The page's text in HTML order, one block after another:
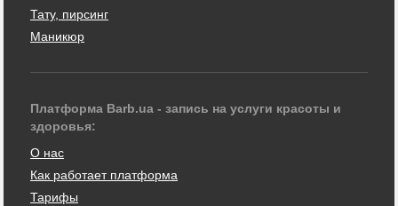
Тату, пирсинг
Маникюр
Платформа Barb.ua - запись на услуги красоты и
здоровья:
О нас
Как работает платформа
Тарифы